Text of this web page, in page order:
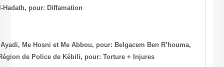
Abdelaziz Jridi, directeur du journal Al-Hadath, pour: Diffamation
-Kébili, le 28/3/2002, N°: 2002/1359, Me Ayadi, Me Hosni et Me
contre: Khaled Ghazouani, Chef de la Région de Police de Kébili,